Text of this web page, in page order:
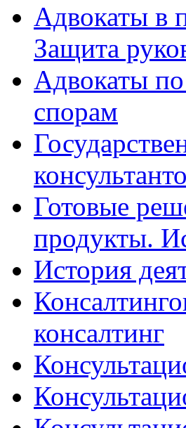
Адвокаты в
Защита
Адвокаты
спорам
Готовые
продукты.
История
консалтинг